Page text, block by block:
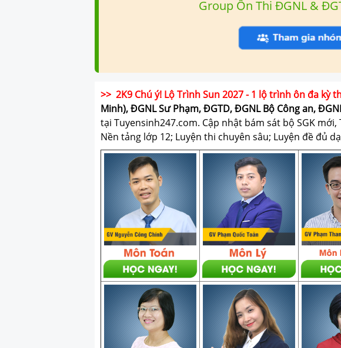
Group Ôn Thi ĐGNL &
>> 2K9 Chú ý! Lộ Trình Sun 2027 - 1 lộ trình ôn đa kỳ
Minh), ĐGNL Sư Phạm, ĐGTD, ĐGNL Bộ Công an,
tại Tuyensinh247.com. Cập nhật bám sát bộ SGK
Nền tảng lớp 12; Luyện thi chuyên sâu; Luyện đề đủ